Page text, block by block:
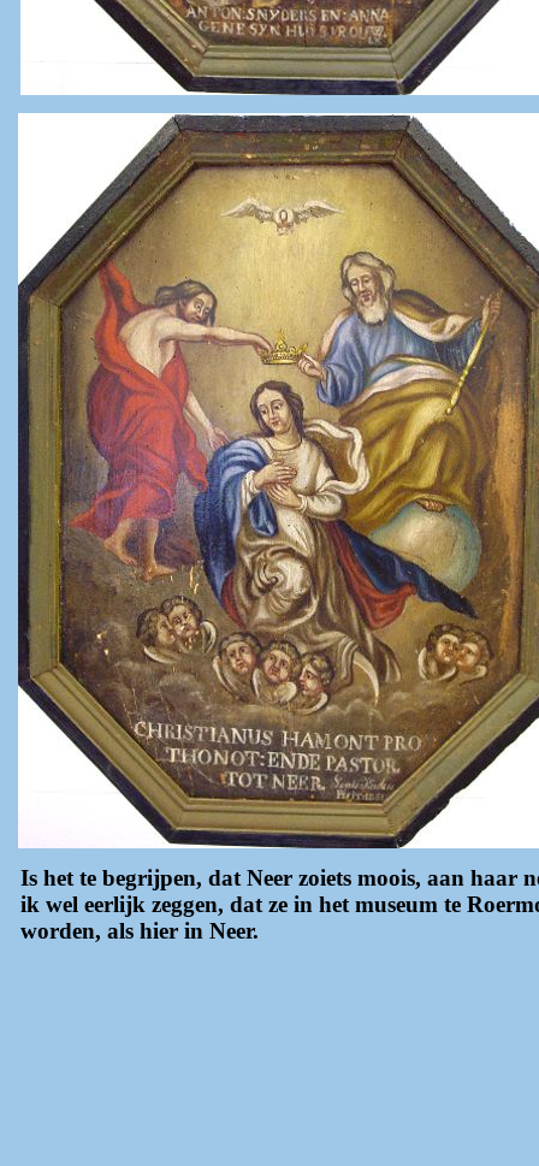
Is het te begrijpen, dat Neer zoiets moois, aan haar
ik wel eerlijk zeggen, dat ze in het museum te
worden, als hier in Neer.